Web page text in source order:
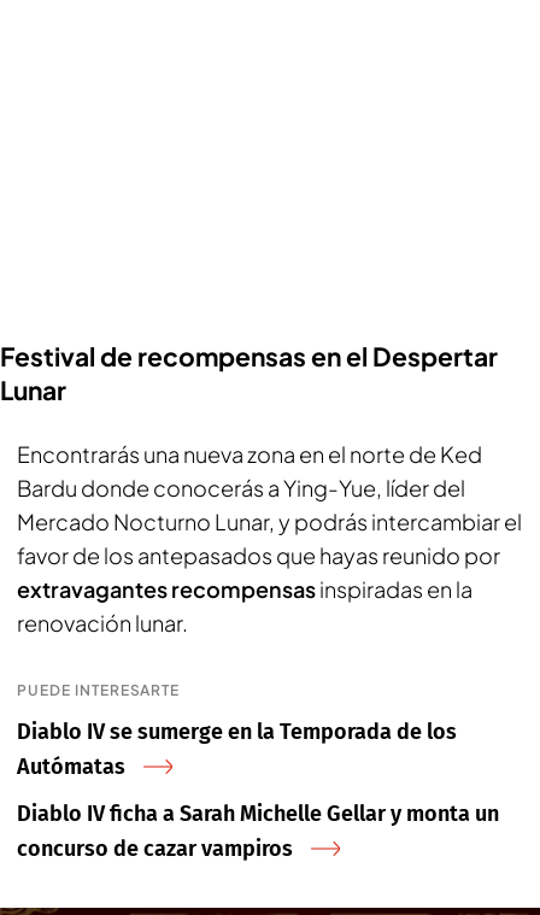
Festival de recompensas en el Despertar
Lunar
Encontrarás una nueva zona en el norte de Ked
Bardu donde conocerás a Ying-Yue, líder del
Mercado Nocturno Lunar, y podrás intercambiar el
favor de los antepasados que hayas reunido por
extravagantes recompensasinspiradas en la
renovación lunar.
PUEDE INTERESARTE
Diablo IV se sumerge en la Temporada de los
Autómatas
Diablo IV ficha a Sarah Michelle Gellar y monta un
concurso de cazar vampiros